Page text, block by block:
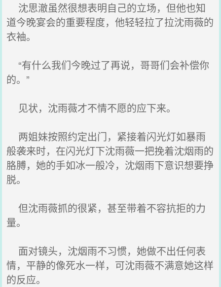
沈思澈虽然很想表明自己的立场，但他也知
道今晚宴会的重要程度，他轻轻拉了拉沈雨薇的
衣袖。
“有什么我们今晚过了再说，哥哥们会补偿你
的。”
见状，沈雨薇才不情不愿的应下来。
两姐妹按照约定出门，紧接着闪光灯如暴雨
般袭来时，在闪光灯下沈雨薇一把挽着沈烟雨的
胳膊，她的手如冰一般冷，沈烟雨下意识想要挣
脱。
但沈雨薇抓的很紧，甚至带着不容抗拒的力
量。
面对镜头，沈烟雨不习惯，她做不出任何表
情，平静的像死水一样，可沈雨薇不满意她这样
的反应。